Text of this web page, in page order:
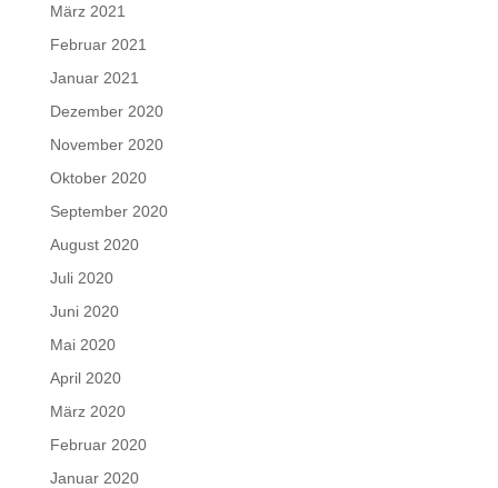
März 2021
Februar 2021
Januar 2021
Dezember 2020
November 2020
Oktober 2020
September 2020
August 2020
Juli 2020
Juni 2020
Mai 2020
April 2020
März 2020
Februar 2020
Januar 2020